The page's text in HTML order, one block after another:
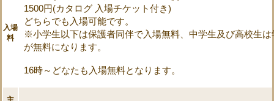
入場
料
1500円(カタログ 入場チケット付き)
どちらでも入場可能です。
※小学生以下は保護者同伴で入場無料、中学生及び高校生
が無料になります。
16時～どなたも入場無料となります。